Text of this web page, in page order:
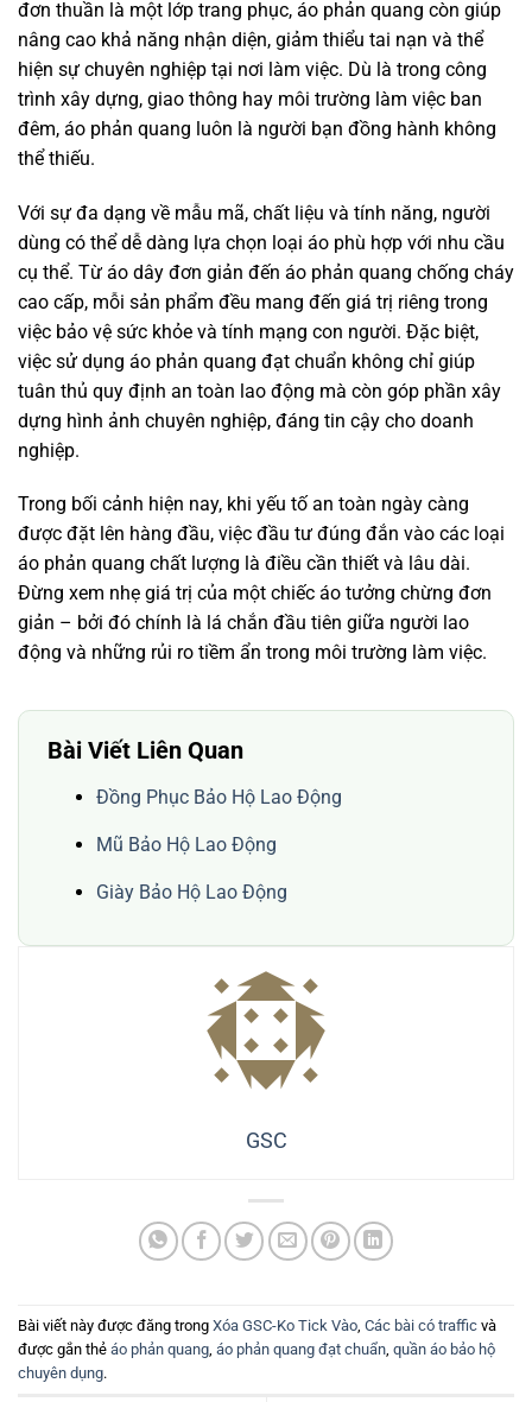
đơn thuần là một lớp trang phục, áo phản quang còn giúp
nâng cao khả năng nhận diện, giảm thiểu tai nạn và thể
hiện sự chuyên nghiệp tại nơi làm việc. Dù là trong công
trình xây dựng, giao thông hay môi trường làm việc ban
đêm, áo phản quang luôn là người bạn đồng hành không
thể thiếu.
Với sự đa dạng về mẫu mã, chất liệu và tính năng, người
dùng có thể dễ dàng lựa chọn loại áo phù hợp với nhu cầu
cụ thể. Từ áo dây đơn giản đến áo phản quang chống cháy
cao cấp, mỗi sản phẩm đều mang đến giá trị riêng trong
việc bảo vệ sức khỏe và tính mạng con người. Đặc biệt,
việc sử dụng áo phản quang đạt chuẩn không chỉ giúp
tuân thủ quy định an toàn lao động mà còn góp phần xây
dựng hình ảnh chuyên nghiệp, đáng tin cậy cho doanh
nghiệp.
Trong bối cảnh hiện nay, khi yếu tố an toàn ngày càng
được đặt lên hàng đầu, việc đầu tư đúng đắn vào các loại
áo phản quang chất lượng là điều cần thiết và lâu dài.
Đừng xem nhẹ giá trị của một chiếc áo tưởng chừng đơn
giản – bởi đó chính là lá chắn đầu tiên giữa người lao
động và những rủi ro tiềm ẩn trong môi trường làm việc.
Bài Viết Liên Quan
Đồng Phục Bảo Hộ Lao Động
Mũ Bảo Hộ Lao Động
Giày Bảo Hộ Lao Động
GSC
Bài viết này được đăng trong Xóa GSC-Ko Tick Vào Các bài có traffic và
được gắn thẻ áo phản quang áo phản quang đạt chuẩn quần áo bảo hộ
chuyên dụng.